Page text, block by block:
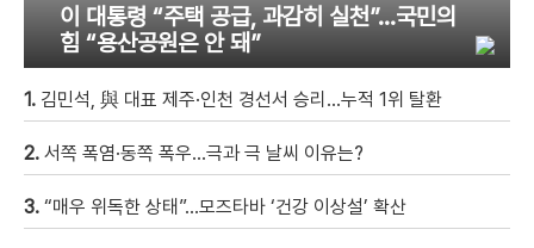
이 대통령 “주택 공급, 과감히 실천”…국민의
힘 “용산공원은 안 돼”
1. 김민석, 與 대표 제주·인천 경선서 승리…누적 1위 탈환
2. 서쪽 폭염·동쪽 폭우…극과 극 날씨 이유는?
3. “매우 위독한 상태”…모즈타바 ‘건강 이상설’ 확산